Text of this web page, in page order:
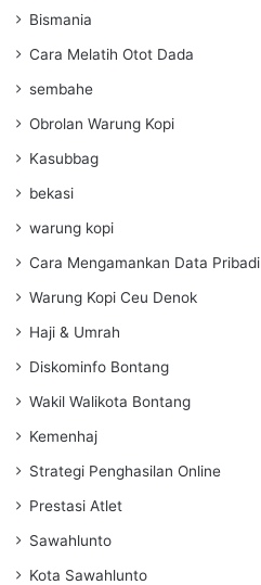
Bismania
Cara Melatih Otot Dada
sembahe
Obrolan Warung Kopi
Kasubbag
bekasi
warung kopi
Cara Mengamankan Data Pribadi
Warung Kopi Ceu Denok
Haji & Umrah
Diskominfo Bontang
Wakil Walikota Bontang
Kemenhaj
Strategi Penghasilan Online
Prestasi Atlet
Sawahlunto
Kota Sawahlunto